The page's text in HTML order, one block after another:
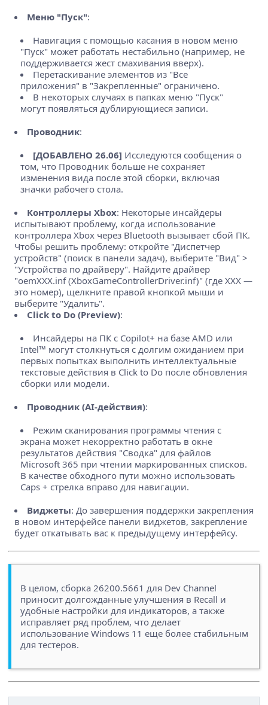
Меню "Пуск":
Навигация с помощью касания в новом меню
"Пуск" может работать нестабильно (например, не
поддерживается жест смахивания вверх).
Перетаскивание элементов из "Все
приложения" в "Закрепленные" ограничено.
В некоторых случаях в папках меню "Пуск"
могут появляться дублирующиеся записи.
Проводник:
[ДОБАВЛЕНО 26.06] Исследуются сообщения о
том, что Проводник больше не сохраняет
изменения вида после этой сборки, включая
значки рабочего стола.
Контроллеры Xbox: Некоторые инсайдеры
испытывают проблему, когда использование
контроллера Xbox через Bluetooth вызывает сбой ПК.
Чтобы решить проблему: откройте "Диспетчер
устройств" (поиск в панели задач), выберите "Вид" >
"Устройства по драйверу". Найдите драйвер
"oemXXX.inf (XboxGameControllerDriver.inf)" (где XXX —
это номер), щелкните правой кнопкой мыши и
выберите "Удалить".
Click to Do (Preview):
Инсайдеры на ПК с Copilot+ на базе AMD или
Intel™ могут столкнуться с долгим ожиданием при
первых попытках выполнить интеллектуальные
текстовые действия в Click to Do после обновления
сборки или модели.
Проводник (AI-действия):
Режим сканирования программы чтения с
экрана может некорректно работать в окне
результатов действия "Сводка" для файлов
Microsoft 365 при чтении маркированных списков.
В качестве обходного пути можно использовать
Caps + стрелка вправо для навигации.
Виджеты: До завершения поддержки закрепления
в новом интерфейсе панели виджетов, закрепление
будет откатывать вас к предыдущему интерфейсу.
В целом, сборка 26200.5661 для Dev Channel
приносит долгожданные улучшения в Recall и
удобные настройки для индикаторов, а также
исправляет ряд проблем, что делает
использование Windows 11 еще более стабильным
для тестеров.